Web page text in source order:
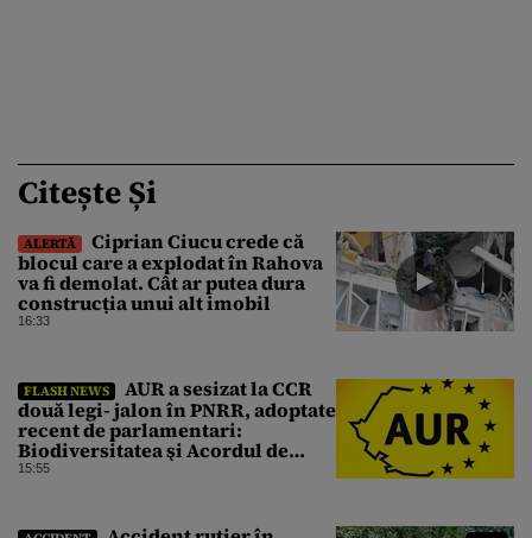
Citește Și
ALERTĂ
Ciprian Ciucu crede că
blocul care a explodat în Rahova
va fi demolat. Cât ar putea dura
construcția unui alt imobil
16:33
FLASH NEWS
AUR a sesizat la CCR
două legi- jalon în PNRR, adoptate
recent de parlamentari:
Biodiversitatea şi Acordul de
împrumut cu BIRD
15:55